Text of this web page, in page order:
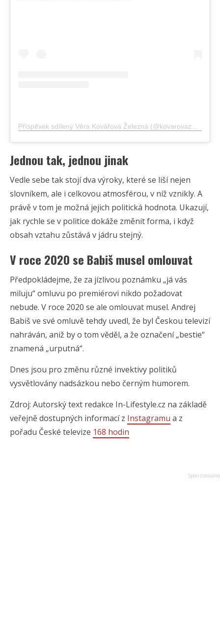
Jednou tak, jednou jinak
Vedle sebe tak stojí dva výroky, které se liší nejen
slovníkem, ale i celkovou atmosférou, v níž vznikly. A
právě v tom je možná jejich politická hodnota. Ukazují,
jak rychle se v politice dokáže změnit forma, i když
obsah vztahu zůstává v jádru stejný.
V roce 2020 se Babiš musel omlouvat
Předpokládejme, že za jízlivou poznámku „já vás
miluju“ omluvu po premiérovi nikdo požadovat
nebude. V roce 2020 se ale omlouvat musel. Andrej
Babiš ve své omluvě tehdy uvedl, že byl Českou televizí
nahráván, aniž by o tom věděl, a že označení „bestie“
znamená „urputná“.
Dnes jsou pro změnu různé invektivy politiků
vysvětlovány nadsázkou nebo černým humorem.
Zdroj: Autorský text redakce In-Lifestyle.cz na základě
veřejně dostupných informací z Instagramu a z
pořadu České televize 168 hodin